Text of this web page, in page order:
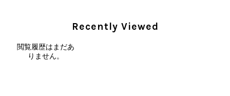
外装内装ともにAランクの商品を購入しました。 しかし、実際に
届いた商品は、写真には写っていない内側の蛇腹部分と全面ポケ
Recently Viewed
閲覧履歴はまだあ
りません。